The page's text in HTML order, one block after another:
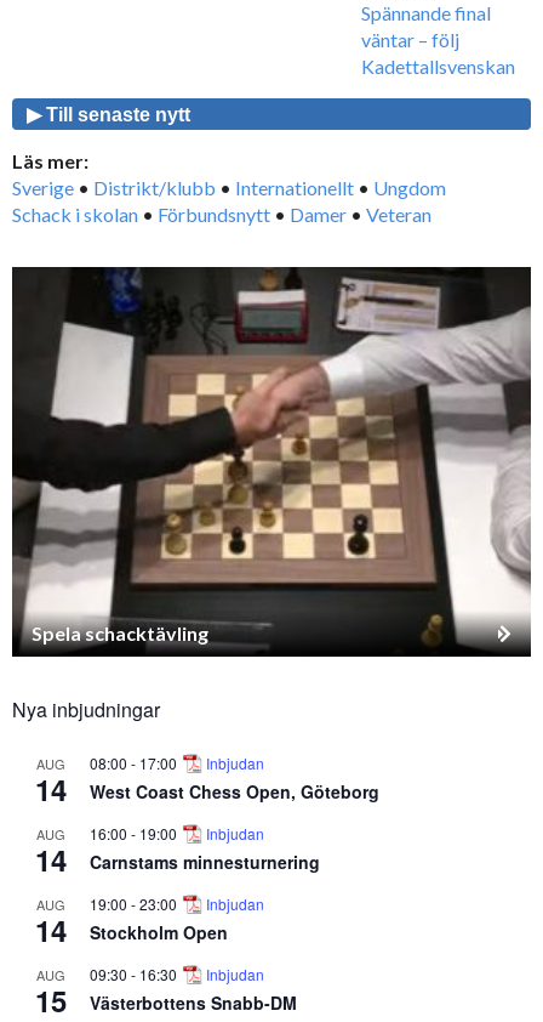
Spännande final
väntar – följ
Kadettallsvenskan
▶ Till senaste nytt
Läs mer:
Sverige • Distrikt/klubb • Internationellt • Ungdom
Schack i skolan • Förbundsnytt • Damer • Veteran
Spela schacktävling
Nya inbjudningar
AUG
14
08:00 - 17:00 Inbjudan
West Coast Chess Open, Göteborg
AUG
14
16:00 - 19:00 Inbjudan
Carnstams minnesturnering
AUG
14
19:00 -23:00 Inbjudan
Stockholm Open
AUG
15
09:30 - 16:30 Inbjudan
Västerbottens Snabb-DM